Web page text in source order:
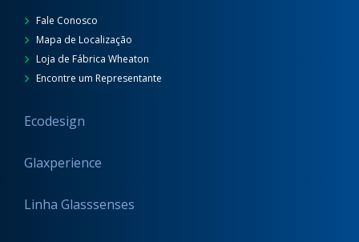
Fale Conosco
Mapa de Localização
Loja de Fábrica Wheaton
Encontre um Representante
Ecodesign
Glaxperience
Linha Glasssenses